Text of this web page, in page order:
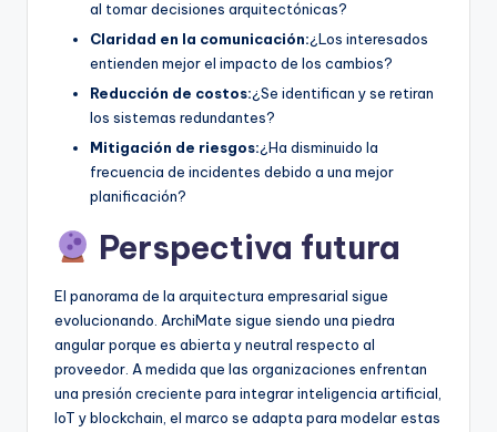
al tomar decisiones arquitectónicas?
Claridad en la comunicación:¿Los interesados
entienden mejor el impacto de los cambios?
Reducción de costos:¿Se identifican y se retiran
los sistemas redundantes?
Mitigación de riesgos:¿Ha disminuido la
frecuencia de incidentes debido a una mejor
planificación?
Perspectiva futura
El panorama de la arquitectura empresarial sigue
evolucionando. ArchiMate sigue siendo una piedra
angular porque es abierta y neutral respecto al
proveedor. A medida que las organizaciones enfrentan
una presión creciente para integrar inteligencia artificial,
IoT y blockchain, el marco se adapta para modelar estas